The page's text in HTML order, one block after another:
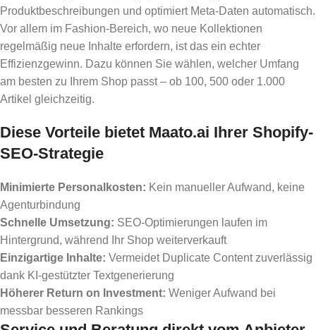
Produktbeschreibungen und optimiert Meta-Daten automatisch.
Vor allem im Fashion-Bereich, wo neue Kollektionen
regelmäßig neue Inhalte erfordern, ist das ein echter
Effizienzgewinn. Dazu können Sie wählen, welcher Umfang
am besten zu Ihrem Shop passt – ob 100, 500 oder 1.000
Artikel gleichzeitig.
Diese Vorteile bietet Maato.ai Ihrer Shopify-
SEO-Strategie
Minimierte Personalkosten: Kein manueller Aufwand, keine
Agenturbindung
Schnelle Umsetzung: SEO-Optimierungen laufen im
Hintergrund, während Ihr Shop weiterverkauft
Einzigartige Inhalte: Vermeidet Duplicate Content zuverlässig
dank KI-gestützter Textgenerierung
Höherer Return on Investment: Weniger Aufwand bei
messbar besseren Rankings